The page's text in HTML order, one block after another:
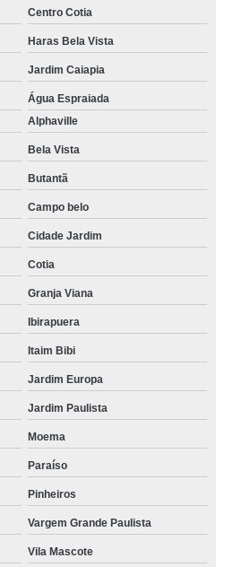
Bahia
Pitas
Joaquim
Rita de Cassia
Itaim Bibi
Grande
Alphaville Conde II
Portão
Cerqueira César
Cláudio
Centro Cotia
Haras Bela Vista
Jardim Caiapia
Água Espraiada
Alphaville
Bela Vista
Butantã
Campo belo
Cidade Jardim
Cotia
Granja Viana
Ibirapuera
Itaim Bibi
Jardim Europa
Jardim Paulista
Moema
Paraíso
Pinheiros
Vargem Grande Paulista
Vila Mascote